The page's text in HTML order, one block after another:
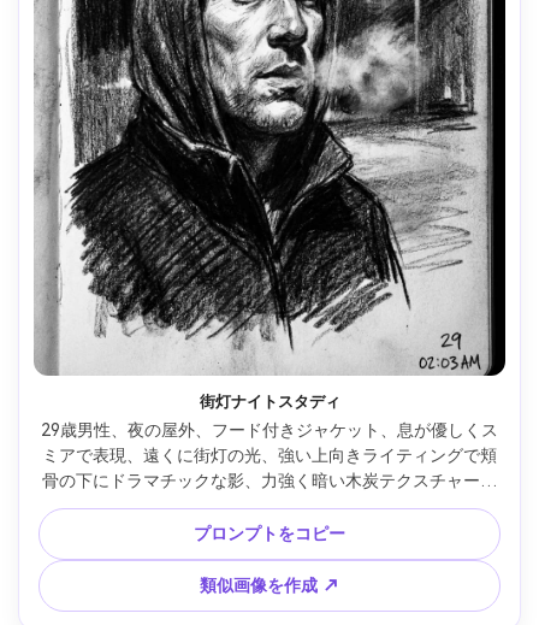
街灯ナイトスタディ
29歳男性、夜の屋外、フード付きジャケット、息が優しくス
ミアで表現、遠くに街灯の光、強い上向きライティングで頬
骨の下にドラマチックな影、力強く暗い木炭テクスチャー、
荒い背景の落書き、強烈なシネマティックなムード、正確な
顔構造、85mmレンズ、浅い被写界深度 --ar 4:5
プロンプトをコピー
類似画像を作成 ↗